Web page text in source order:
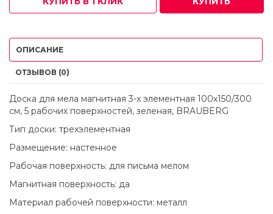
ОПИСАНИЕ
ОТЗЫВОВ (0)
Доска для мела магнитная 3-х элементная 100х150/300
см, 5 рабочих поверхностей, зеленая, BRAUBERG
Тип доски: трехэлементная
Размещение: настенное
Рабочая поверхность: для письма мелом
Магнитная поверхность: да
Материал рабочей поверхности: металл